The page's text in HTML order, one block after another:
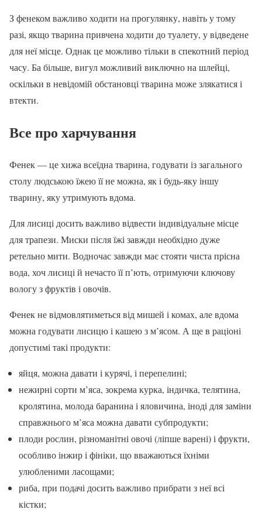
З фенеком важливо ходити на прогулянку, навіть у тому
разі, якщо тварина привчена ходити до туалету, у відведене
для неї місце. Однак це можливо тільки в спекотний період
часу. Ба більше, вигул можливий виключно на шлейці,
оскільки в невідомій обстановці тварина може злякатися і
втекти.
Все про харчування
Фенек — це хижа всеїдна тварина, годувати із загального
столу людською їжею її не можна, як і будь-яку іншу
тварину, яку утримують вдома.
Для лисиці досить важливо відвести індивідуальне місце
для трапези. Миски після їжі завжди необхідно дуже
ретельно мити. Водночас завжди має стояти чиста прісна
вода, хоч лисиці й нечасто її п’ють, отримуючи ключову
вологу з фруктів і овочів.
Фенек не відмовлятиметься від мишей і комах, але вдома
можна годувати лисицю і кашею з м’ясом. А ще в раціоні
допустимі такі продукти:
яйця, можна давати і курячі, і перепелині;
нежирні сорти м’яса, зокрема курка, індичка, телятина,
кролятина, молода баранина і яловичина, іноді для заміни
справжнього м’яса можна давати субпродукти;
плоди рослин, різноманітні овочі (ліпше варені) і фрукти,
особливо інжир і фініки, що вважаються їхніми
улюбленими ласощами;
риба, при подачі досить важливо прибрати з неї всі
кістки;